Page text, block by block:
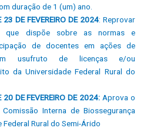
duração de 1 (um) ano.
23 DE FEVEREIRO DE 2024: Reprovar
que dispõe sobre as normas e
de docentes em ações de
usufruto de licenças e/ou
da Universidade Federal Rural do
DE FEVEREIRO DE 2024: Aprova o
Interna de Biossegurança
Rural do Semi-Árido